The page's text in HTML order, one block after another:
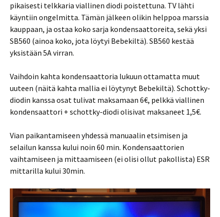
pikaisesti telkkaria viallinen diodi poistettuna. TV lähti
käyntiin ongelmitta. Tämän jälkeen olikin helppoa marssia
kauppaan, ja ostaa koko sarja kondensaattoreita, sekä yksi
SB560 (ainoa koko, jota löytyi Bebekiltä). SB560 kestää
yksistään 5A virran.
Vaihdoin kahta kondensaattoria lukuun ottamatta muut
uuteen (näitä kahta mallia ei löytynyt Bebekiltä). Schottky-
diodin kanssa osat tulivat maksamaan 6€, pelkkä viallinen
kondensaattori + schottky-diodi olisivat maksaneet 1,5€.
Vian paikantamiseen yhdessä manuaalin etsimisen ja
selailun kanssa kului noin 60 min. Kondensaattorien
vaihtamiseen ja mittaamiseen (ei olisi ollut pakollista) ESR
mittarilla kului 30min.